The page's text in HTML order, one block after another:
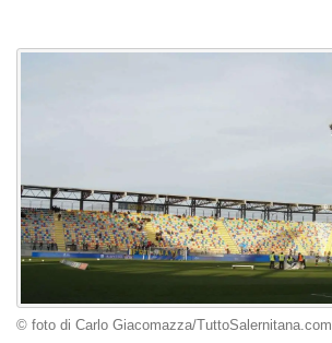
© foto di Carlo Giacomazza/TuttoSalernitana.com